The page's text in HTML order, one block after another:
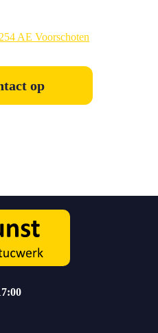
AE Voorschoten
op